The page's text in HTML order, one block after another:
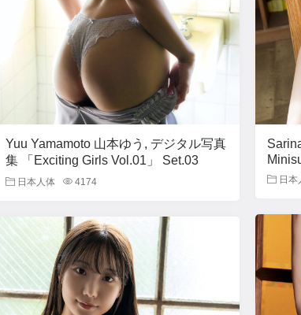
Yuu Yamamoto 山本ゆう, デジタル写真
集 「Exciting Girls Vol.01」 Set.03
日本人体 4174 日本